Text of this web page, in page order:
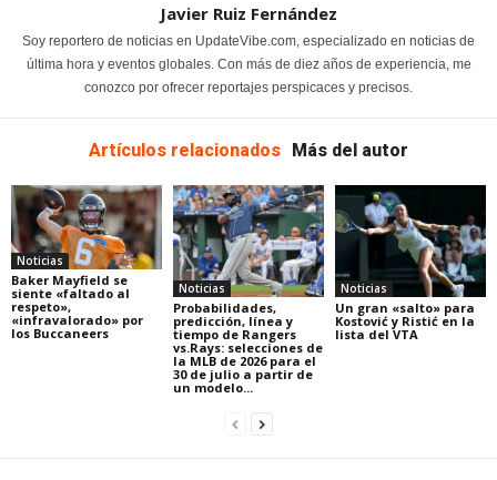
Javier Ruiz Fernández
Soy reportero de noticias en UpdateVibe.com, especializado en noticias de
última hora y eventos globales. Con más de diez años de experiencia, me
conozco por ofrecer reportajes perspicaces y precisos.
Artículos relacionados Más del autor
Noticias
Baker Mayfield se
siente «faltado al
respeto»,
«infravalorado» por
los Buccaneers
Noticias
Probabilidades,
predicción, línea y
tiempo de Rangers
vs.Rays: selecciones de
la MLB de 2026 para el
30 de julio a partir de
un modelo...
Noticias
Un gran «salto» para
Kostović y Ristić en la
lista del VTA